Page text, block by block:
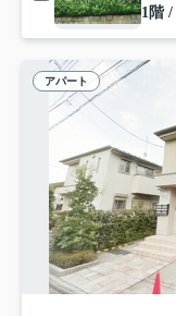
1階
アパート